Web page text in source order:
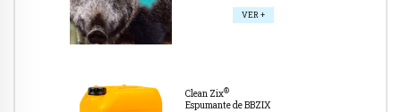
VER +
Clean Zix®
Espumante de BBZIX